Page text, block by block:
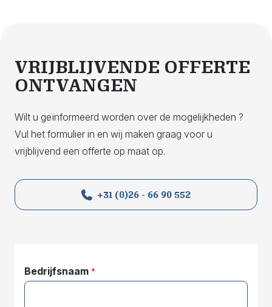
VRIJBLIJVENDE OFFERTE
ONTVANGEN
Wilt u geïnformeerd worden over de mogelijkheden ?
Vul het formulier in en wij maken graag voor u
vrijblijvend een offerte op maat op.
+31 (0)26 - 66 90 552
Bedrijfsnaam *